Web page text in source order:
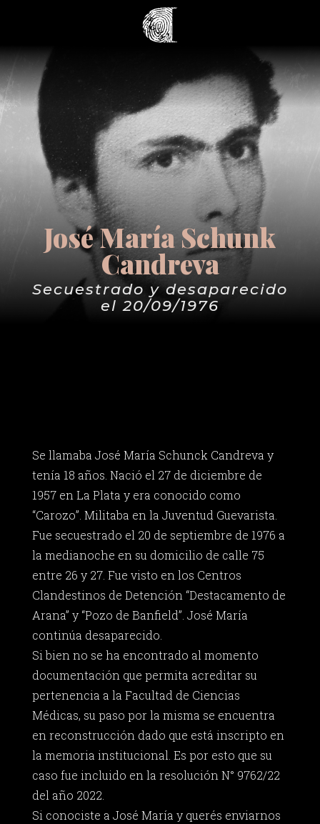
José María Schunk
Candreva
Secuestrado y desaparecido
el 20/09/1976
Se llamaba José María Schunck Candreva y
tenía 18 años. Nació el 27 de diciembre de
1957 en La Plata y era conocido como
“Carozo”. Militaba en la Juventud Guevarista.
Fue secuestrado el 20 de septiembre de 1976 a
la medianoche en su domicilio de calle 75
entre 26 y 27. Fue visto en los Centros
Clandestinos de Detención “Destacamento de
Arana” y “Pozo de Banfield”. José María
continúa desaparecido.
Si bien no se ha encontrado al momento
documentación que permita acreditar su
pertenencia a la Facultad de Ciencias
Médicas, su paso por la misma se encuentra
en reconstrucción dado que está inscripto en
la memoria institucional. Es por esto que su
caso fue incluido en la resolución N° 9762/22
del año 2022.
Si conociste a José María y querés enviarnos